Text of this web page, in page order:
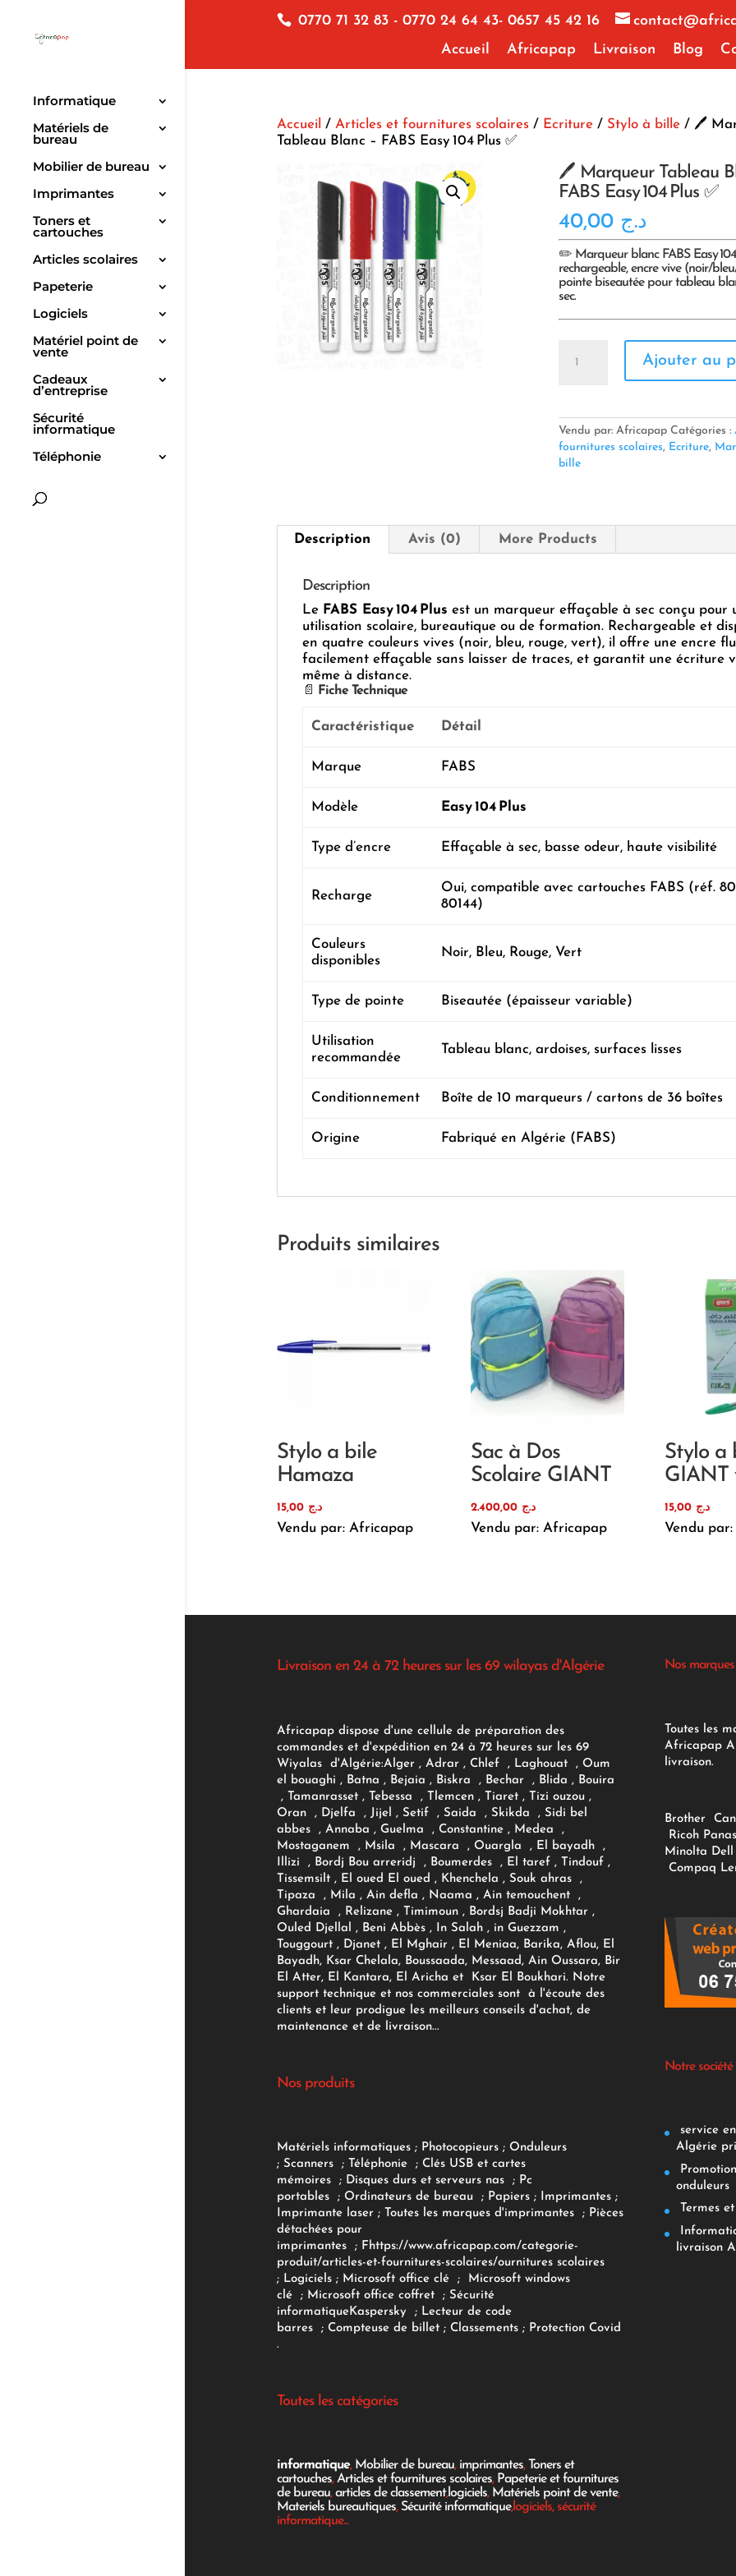
0770 71 32 83 - 0770 24 64 43- 0657 45 42 16
Accueil
Africapap Livraison Blog
Informatique
Matériels de
bureau
Mobilier de bureau
Imprimantes
Toners et
cartouches
Articles scolaires
Papeterie
Logiciels
Matériel point de
vente
Cadeaux
d’entreprise
Sécurité
informatique
Téléphonie
Accueil / Articles et fournitures scolaires/ Ecriture/ Stylo à bille/ 🖊️
Tableau Blanc – FABS Easy 104 Plus ✅
🖊️ Marqueur Tableau
FABS Easy 104 Plus ✅
د.ج 40,00
✏️ Marqueur blanc FABS Easy
rechargeable, encre vive (noir/
pointe biseautée pour tableau
sec.
Blanc
–
FABS
Ajouter au
Vendu par: Africapap Catégories :
fournitures scolaires, Ecriture,
bille
Description Avis (0) More Products
Description
Le FABS Easy 104 Plus est un marqueur effaçable à sec conçu pour
utilisation scolaire, bureautique ou de formation. Rechargeable et
en quatre couleurs vives (noir, bleu, rouge, vert), il offre une encre
facilement effaçable sans laisser de traces, et garantit une écriture
même à distance.
📄 Fiche Technique
Caractéristique Détail
Marque FABS
Modèle Easy 104 Plus
Type d’encre Effaçable à sec, basse odeur, haute visibilité
Recharge
Oui, compatible avec cartouches FABS (réf.
80144)
Couleurs
disponibles
Noir, Bleu, Rouge, Vert
Type de pointe Biseautée (épaisseur variable)
Utilisation
recommandée
Tableau blanc, ardoises, surfaces lisses
Conditionnement Boîte de 10 marqueurs / cartons de 36 boîtes
Origine Fabriqué en Algérie (FABS)
Produits similaires
Stylo a bile
Hamaza
د.ج 15,00
Vendu par: Africapap
Sac à Dos
Scolaire GIANT
د.ج 2.400,00
Vendu par: Africapap
Stylo a
GIANT
د.ج
Vendu
Livraison en 24 à 72 heures sur les 69 wilayas d'Algérie
Africapap dispose d'une cellule de préparation des
commandes et d'expédition en 24 à 72 heures sur les 69
Wiyalas d'Algérie:Alger , Adrar, Chlef , Laghouat , Oum
el bouaghi , Batna , Bejaia , Biskra , Bechar , Blida , Bouira
, Tamanrasset , Tebessa , Tlemcen , Tiaret , Tizi ouzou ,
Oran , Djelfa , Jijel , Setif , Saida , Skikda , Sidi bel
abbes , Annaba , Guelma , Constantine , Medea ,
Mostaganem , Msila , Mascara , Ouargla , El bayadh ,
Illizi , Bordj Bou arreridj , Boumerdes , El taref , Tindouf ,
Tissemsilt , El oued El oued , Khenchela , Souk ahras ,
Tipaza , Mila , Ain defla , Naama , Ain temouchent ,
Ghardaia , Relizane , Timimoun , Bordsj Badji Mokhtar ,
Ouled Djellal , Beni Abbès , In Salah , in Guezzam ,
Touggourt , Djanet , El Mghair , El Meniaa, Barika, Aflou, El
Bayadh, Ksar Chelala, Boussaada, Messaad, Ain Oussara, Bir
El Atter, El Kantara, El Aricha et Ksar El Boukhari. Notre
support technique et nos commerciales sont à l'écoute des
clients et leur prodigue les meilleurs conseils d'achat, de
maintenance et de livraison...
Nos produits
Matériels informatiques; Photocopieurs; Onduleurs
; Scanners ; Téléphonie ; Clés USB et cartes
mémoires
; Disques durs et serveurs nas ; Pc
portables
; Ordinateurs de bureau ; Papiers; Imprimantes;
Imprimante laser; Toutes les marques d'imprimantes ; Pièces
détachées pour
imprimantes
; Fhttps://www.africapap.com/categorie-
produit/articles-et-fournitures-scolaires/ournitures scolaires
; Logiciels ; Microsoft office clé ;
Microsoft windows
clé; Microsoft office coffret ; Sécurité
informatiqueKaspersky ; Lecteur de code
barres
; Compteuse de billet; Classements ; Protection Covid
.
Toutes les catégories
informatique, Mobilier de bureau, imprimantes,Toners et
cartouches,Articles et fournitures scolaires, Papeterie et fournitures
de bureau,articles de classement,logiciels, Matériels point de vente,
Materiels bureautiques, Sécurité informatique,logiciels, sécurité
informatique...
Nos marques
Toutes les
Africapap
livraison.
Brother
Ricoh
Minolta Dell
Compaq
Notre société
service
Algérie
onduleurs
Termes
livraison